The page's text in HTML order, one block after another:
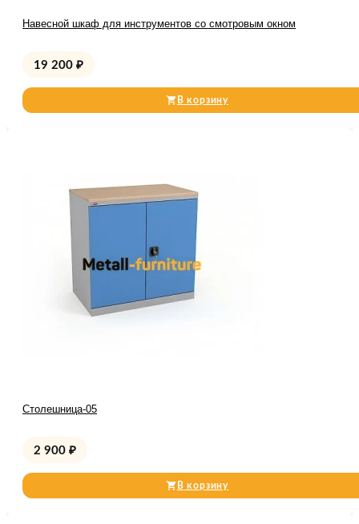
Навесной шкаф для инструментов со смотровым окном
19 200 ₽
В корзину
Столешница-05
2 900 ₽
В корзину